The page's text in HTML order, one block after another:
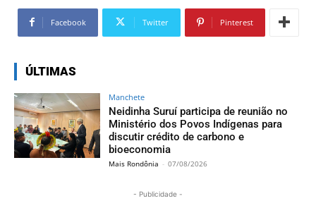
Facebook Twitter Pinterest
ÚLTIMAS
Manchete
Neidinha Suruí participa de reunião no
Ministério dos Povos Indígenas para
discutir crédito de carbono e
bioeconomia
Mais Rondônia - 07/08/2026
- Publicidade -